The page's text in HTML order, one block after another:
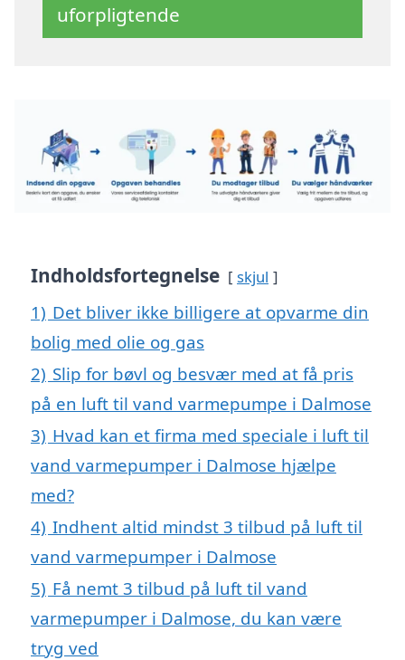
uforpligtende
Indholdsfortegnelse skjul
1) Det bliver ikke billigere at opvarme din
bolig med olie og gas
2) Slip for bøvl og besvær med at få pris
på en luft til vand varmepumpe i Dalmose
3) Hvad kan et firma med speciale i luft til
vand varmepumper i Dalmose hjælpe
med?
4) Indhent altid mindst 3 tilbud på luft til
vand varmepumper i Dalmose
5) Få nemt 3 tilbud på luft til vand
varmepumper i Dalmose, du kan være
tryg ved